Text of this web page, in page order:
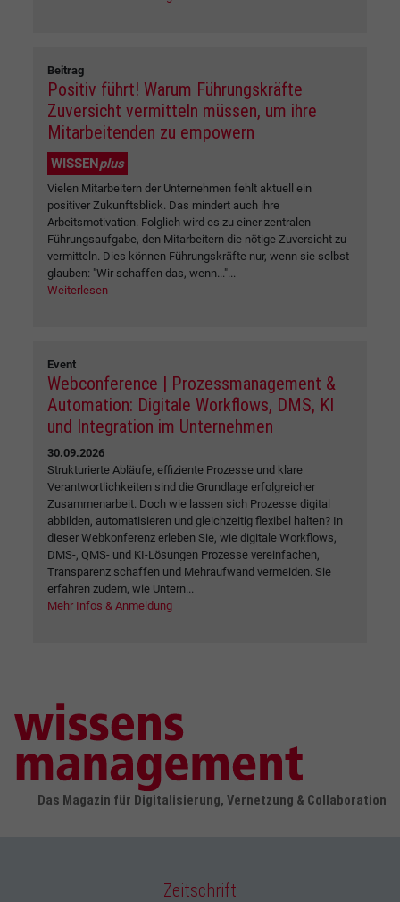
Beitrag
Positiv führt! Warum Führungskräfte
Zuversicht vermitteln müssen, um ihre
Mitarbeitenden zu empowern
WISSENplus
Vielen Mitarbeitern der Unternehmen fehlt aktuell ein
positiver Zukunftsblick. Das mindert auch ihre
Arbeitsmotivation. Folglich wird es zu einer zentralen
Führungsaufgabe, den Mitarbeitern die nötige Zuversicht zu
vermitteln. Dies können Führungskräfte nur, wenn sie selbst
glauben: "Wir schaffen das, wenn..."...
Weiterlesen
Event
Webconference | Prozessmanagement &
Automation: Digitale Workflows, DMS, KI
und Integration im Unternehmen
30.09.2026
Strukturierte Abläufe, effiziente Prozesse und klare
Verantwortlichkeiten sind die Grundlage erfolgreicher
Zusammenarbeit. Doch wie lassen sich Prozesse digital
abbilden, automatisieren und gleichzeitig flexibel halten? In
dieser Webkonferenz erleben Sie, wie digitale Workflows,
DMS-, QMS- und KI-Lösungen Prozesse vereinfachen,
Transparenz schaffen und Mehraufwand vermeiden. Sie
erfahren zudem, wie Untern...
Mehr Infos & Anmeldung
Das Magazin für Digitalisierung, Vernetzung & Collaboration
Zeitschrift